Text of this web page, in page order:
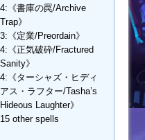
4:《書庫の罠/Archive
Trap》
3:《定業/Preordain》
4:《正気破砕/Fractured
Sanity》
4:《ターシャズ・ヒディ
アス・ラフター/Tasha’s
Hideous Laughter》
15 other spells